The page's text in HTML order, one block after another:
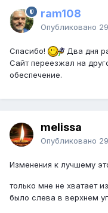
ram108
Опубликовано
Спасибо!
Два дня
Сайт переезжал на
обеспечение.
melissa
Опубликовано
Изменения к лучшему
только мне не хватает
было слева в верхнем